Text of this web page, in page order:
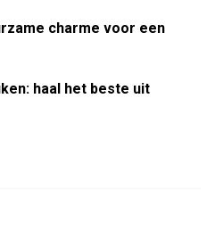
charme voor een
haal het beste uit